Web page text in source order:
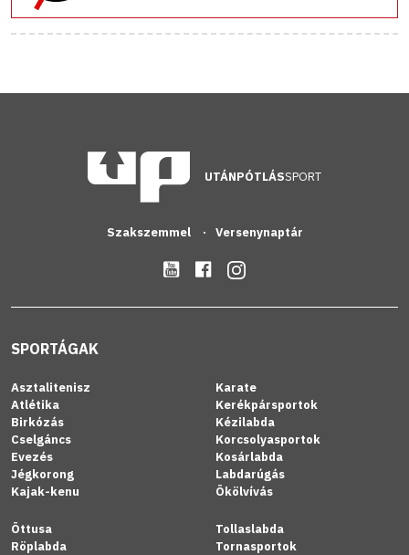
UTÁNPÓTLÁSSPORT
Szakszemmel Versenynaptár
SPORTÁGAK
Asztalitenisz
Atlétika
Birkózás
Cselgáncs
Evezés
Jégkorong
Kajak-kenu
Karate
Kerékpársportok
Kézilabda
Korcsolyasportok
Kosárlabda
Labdarúgás
Ökölvívás
Öttusa
Röplabda
Tollaslabda
Tornasportok